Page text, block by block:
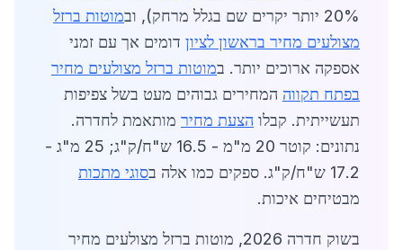
20% יותר יקרים שם בגלל מרחק), וב
מוטות ברזל
מצולעים מחיר בראשון לציון דומים אך עם זמני
אספקה ארוכים יותר. במוטות ברזל מצולעים מחיר
בפתח תקווה המחירים גבוהים מעט בשל צפיפות
תעשייתית. קבלו הצעת מחיר מותאמת לחדרה.
נתונים: קוטר 20 מ"מ - 16.5 ש"ח/ק"ג; 25 מ"ג -
17.2 ש"ח/ק"ג. ספקים כמו אלה ב
סוגי מתכות
מבטיחים איכות.
בשוק חדרה 2026, מוטות ברזל מצולעים מחיר